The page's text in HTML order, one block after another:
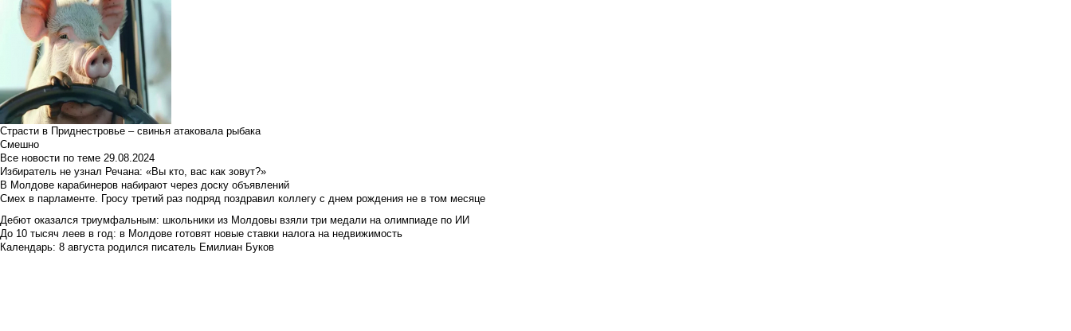
Страсти в Приднестровье – свинья атаковала рыбака
Смешно
Все новости по теме 29.08.2024
Избиратель не узнал Речана: «Вы кто, вас как зовут?»
В Молдове карабинеров набирают через доску объявлений
Смех в парламенте. Гросу третий раз подряд поздравил коллегу с днем рождения не в том месяце
Дебют оказался триумфальным: школьники из Молдовы взяли три медали на олимпиаде по ИИ
До 10 тысяч леев в год: в Молдове готовят новые ставки налога на недвижимость
Календарь: 8 августа родился писатель Емилиан Буков